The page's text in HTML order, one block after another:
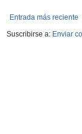
Entrada más reciente
Suscribirse a: Enviar